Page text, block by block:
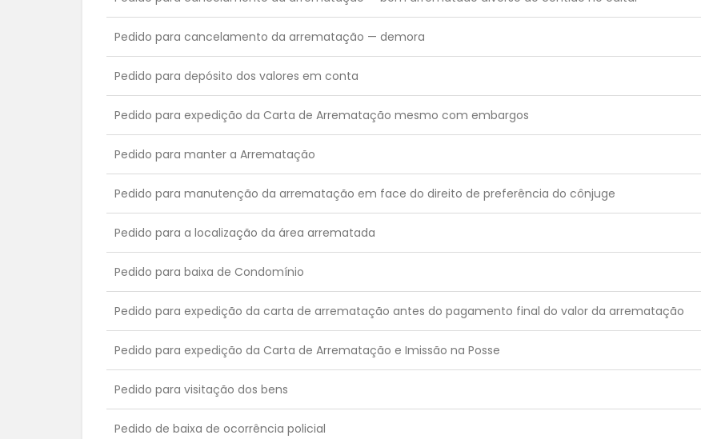
Pedido para cancelamento da arrematação — demora
Pedido para depósito dos valores em conta
Pedido para expedição da Carta de Arrematação mesmo com embargos
Pedido para manter a Arrematação
Pedido para manutenção da arrematação em face do direito de preferência do cônjuge
Pedido para a localização da área arrematada
Pedido para baixa de Condomínio
Pedido para expedição da carta de arrematação antes do pagamento final do valor da arrematação
Pedido para expedição da Carta de Arrematação e Imissão na Posse
Pedido para visitação dos bens
Pedido de baixa de ocorrência policial